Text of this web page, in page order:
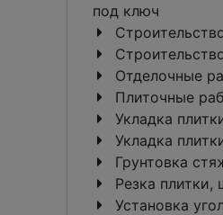
под ключ
Отделочные
Плиточные
Укладка
Укладка
Грунтовка
Резка
Установка